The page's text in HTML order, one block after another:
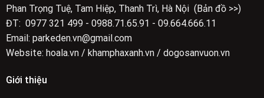
Phan Trọng Tuệ, Tam Hiệp, Thanh Trì, Hà Nội (Bản đồ >>)
ĐT: 0977 321 499 - 0988.71.65.91 - 09.664.666.11
Email: parkeden.vn@gmail.com
Website: hoala.vn / khamphaxanh.vn / dogosanvuon.vn
Giới thiệu